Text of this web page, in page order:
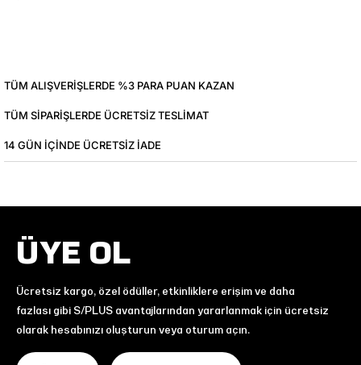
TÜM ALIŞVERIŞLERDE %3 PARA PUAN KAZAN
TÜM SIPARIŞLERDE ÜCRETSIZ TESLIMAT
14 GÜN IÇINDE ÜCRETSIZ IADE
ÜYE OL
Ücretsiz kargo, özel ödüller, etkinliklere erişim ve daha
fazlası gibi S/PLUS avantajlarından yararlanmak için ücretsiz
olarak hesabınızı oluşturun veya oturum açın.